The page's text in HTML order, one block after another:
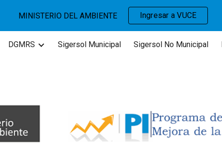
Skip to main content Skip to
MINISTERIO DEL AMBIENTE Ingresar a VUCE
DGMRS Sigersol Municipal Sigersol No Municipal